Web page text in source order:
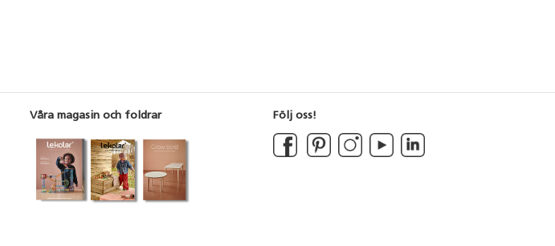
Våra magasin och foldrar Följ oss!